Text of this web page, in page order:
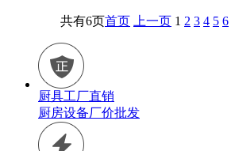
共有6页首页 上一页 1 2 3 4 5 6
厨具工厂直销
厨房设备厂价批发